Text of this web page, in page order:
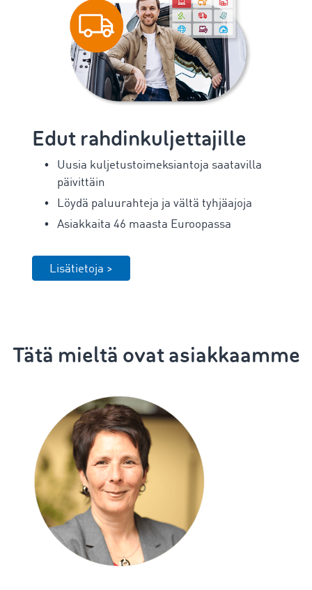
Edut rahdinkuljettajille
Uusia kuljetustoimeksiantoja saatavilla
päivittäin
Löydä paluurahteja ja vältä tyhjäajoja
Asiakkaita 46 maasta Euroopassa
Lisätietoja >
Tätä mieltä ovat asiakkaamme